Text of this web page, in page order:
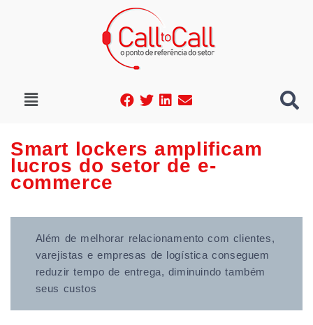
Smart lockers amplificam
lucros do setor de e-
commerce
Além de melhorar relacionamento com clientes,
varejistas e empresas de logística conseguem
reduzir tempo de entrega, diminuindo também
seus custos